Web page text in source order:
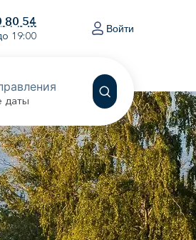
80 54
19:00
Войти
даты